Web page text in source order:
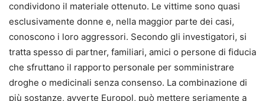
condividono il materiale ottenuto. Le vittime sono quasi
esclusivamente donne e, nella maggior parte dei casi,
conoscono i loro aggressori. Secondo gli investigatori, si
tratta spesso di partner, familiari, amici o persone di fiducia
che sfruttano il rapporto personale per somministrare
droghe o medicinali senza consenso. La combinazione di
più sostanze, avverte Europol, può mettere seriamente a